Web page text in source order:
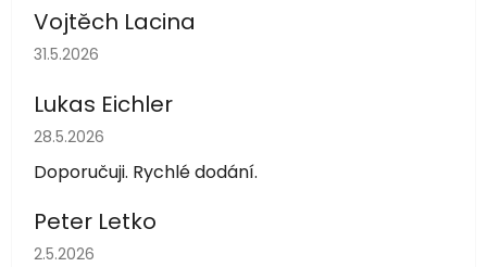
Vojtěch Lacina
Hodnocení obchodu je 5 z 5 hvězdiček.
31.5.2026
Lukas Eichler
Hodnocení obchodu je 5 z 5 hvězdiček.
28.5.2026
Doporučuji. Rychlé dodání.
Peter Letko
Hodnocení obchodu je 5 z 5 hvězdiček.
2.5.2026